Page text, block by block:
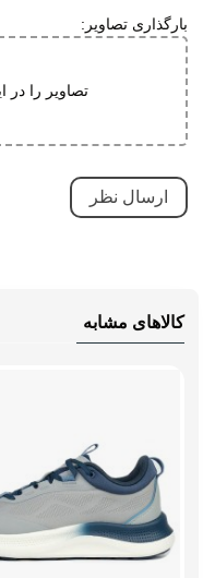
بارگذاری تصاویر:
تصاویر را در
کالاهای مشابه